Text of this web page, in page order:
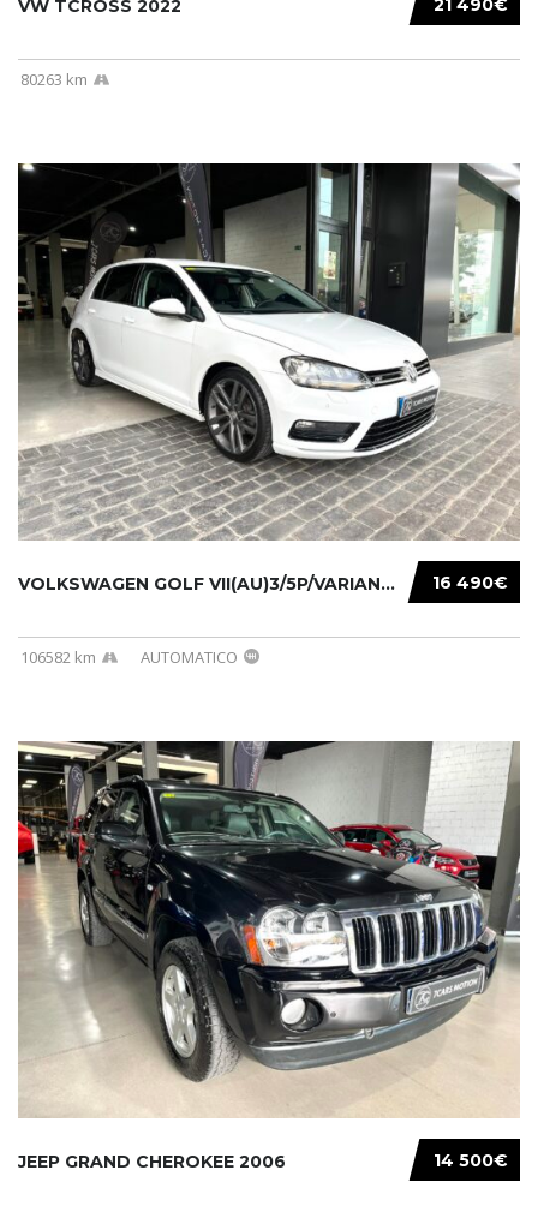
21 490€
VW TCROSS 2022
80263 km
16 490€
VOLKSWAGEN GOLF VII(AU)3/5P/VARIANT(12-16 20...
106582 km AUTOMATICO
14 500€
JEEP GRAND CHEROKEE 2006